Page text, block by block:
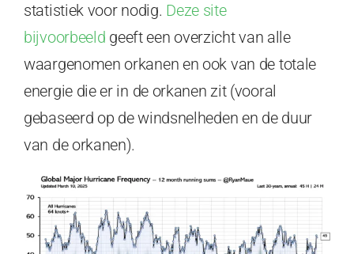
statistiek voor nodig. Deze site
bijvoorbeeld geeft een overzicht van alle
waargenomen orkanen en ook van de totale
energie die er in de orkanen zit (vooral
gebaseerd op de windsnelheden en de duur
van de orkanen).